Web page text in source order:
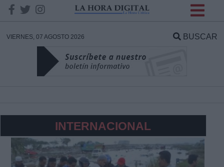
VIERNES, 07 AGOSTO 2026 BUSCAR
INTERNACIONAL
DATOS
Responsable:
Datos tratados: